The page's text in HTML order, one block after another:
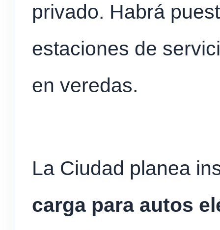
privado. Habrá
estaciones de
en veredas.
La Ciudad planea
carga para autos